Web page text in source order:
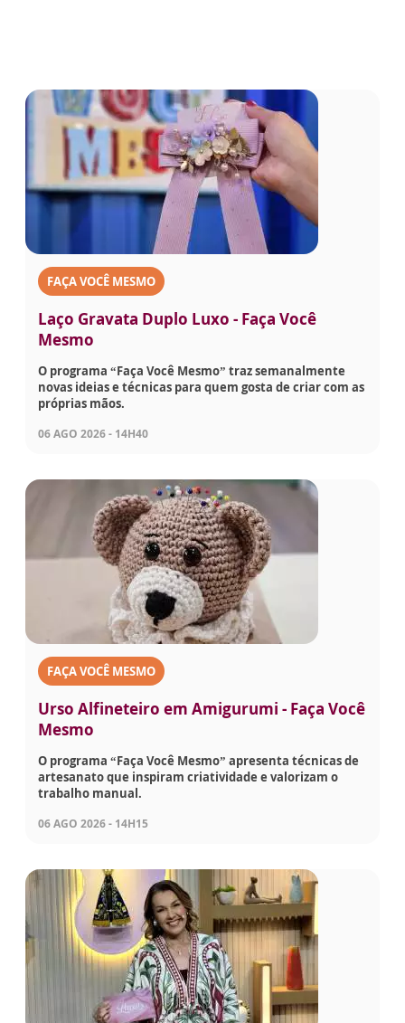
FAÇA VOCÊ MESMO
Laço Gravata Duplo Luxo - Faça Você
Mesmo
O programa “Faça Você Mesmo” traz semanalmente
novas ideias e técnicas para quem gosta de criar com as
próprias mãos.
06 AGO 2026 - 14H40
FAÇA VOCÊ MESMO
Urso Alfineteiro em Amigurumi - Faça Você
Mesmo
O programa “Faça Você Mesmo” apresenta técnicas de
artesanato que inspiram criatividade e valorizam o
trabalho manual.
06 AGO 2026 - 14H15